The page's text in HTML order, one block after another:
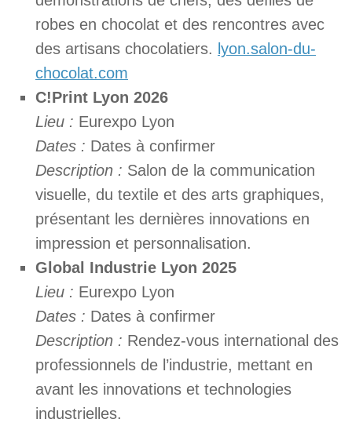
robes en chocolat et des rencontres avec
des artisans chocolatiers. lyon.salon-du-
chocolat.com
C!Print Lyon 2026
Lieu : Eurexpo Lyon
Dates : Dates à confirmer
Description : Salon de la communication
visuelle, du textile et des arts graphiques,
présentant les dernières innovations en
impression et personnalisation.
Global Industrie Lyon 2025
Lieu : Eurexpo Lyon
Dates : Dates à confirmer
Description : Rendez-vous international des
professionnels de l’industrie, mettant en
avant les innovations et technologies
industrielles.